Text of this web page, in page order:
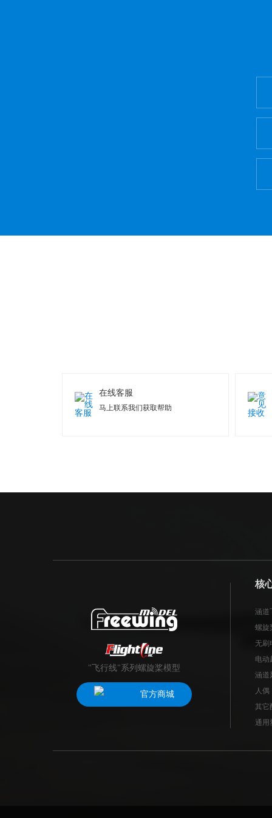
在线客服
马上联系我们获取帮助
"飞行线"系列螺旋桨模型
官方商城
核
涵道
螺旋
无刷
电动
涵道
人偶
其它
通用